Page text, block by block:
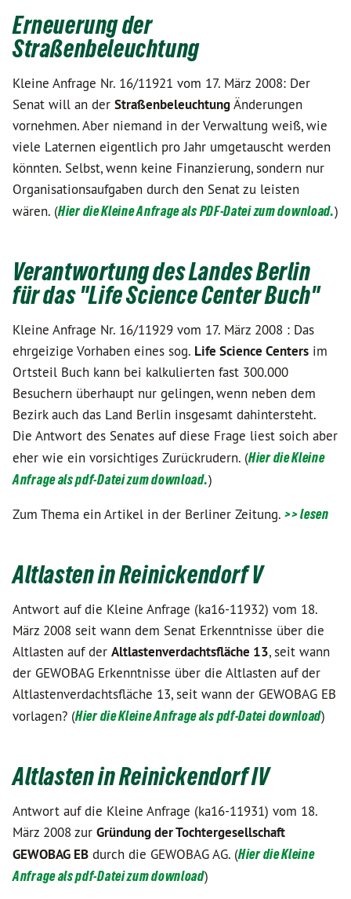
Erneuerung der
Straßenbeleuchtung
Kleine Anfrage Nr. 16/11921 vom 17. März 2008: Der
Senat will an der StraßenbeleuchtungÄnderungen
vornehmen. Aber niemand in der Verwaltung weiß, wie
viele Laternen eigentlich pro Jahr umgetauscht werden
könnten. Selbst, wenn keine Finanzierung, sondern nur
Organisationsaufgaben durch den Senat zu leisten
wären. (Hier die Kleine Anfrage als PDF-Datei zum download.)
Verantwortung des Landes Berlin
für das "Life Science Center Buch"
Kleine Anfrage Nr. 16/11929 vom 17. März 2008 : Das
ehrgeizige Vorhaben eines sog. Life Science Centers im
Ortsteil Buch kann bei kalkulierten fast 300.000
Besuchern überhaupt nur gelingen, wenn neben dem
Bezirk auch das Land Berlin insgesamt dahintersteht.
Die Antwort des Senates auf diese Frage liest soich aber
eher wie ein vorsichtiges Zurückrudern. (Hier die Kleine
Anfrage als pdf-Datei zum download.)
Zum Thema ein Artikel in der Berliner Zeitung. >> lesen
Altlasten in Reinickendorf V
Antwort auf die Kleine Anfrage (ka16-11932) vom 18.
März 2008 seit wann dem Senat Erkenntnisse über die
Altlasten auf der Altlastenverdachtsfläche 13, seit wann
der GEWOBAG Erkenntnisse über die Altlasten auf der
Altlastenverdachtsfläche 13, seit wann der GEWOBAG EB
vorlagen? (Hier die Kleine Anfrage als pdf-Datei download)
Altlasten in Reinickendorf IV
Antwort auf die Kleine Anfrage (ka16-11931) vom 18.
März 2008 zur Gründung der Tochtergesellschaft
GEWOBAG EB durch die GEWOBAG AG. (Hier die Kleine
Anfrage als pdf-Datei zum download)